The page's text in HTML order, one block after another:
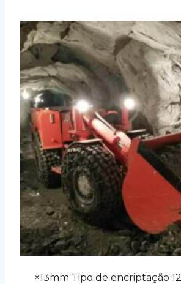
×13mm Tipo de encriptação